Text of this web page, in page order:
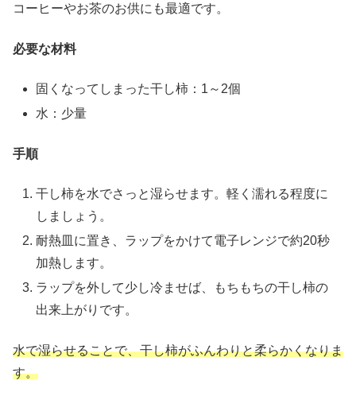
コーヒーやお茶のお供にも最適です。
必要な材料
固くなってしまった干し柿：1～2個
水：少量
手順
干し柿を水でさっと湿らせます。軽く濡れる程度に
しましょう。
耐熱皿に置き、ラップをかけて電子レンジで約20秒
加熱します。
ラップを外して少し冷ませば、もちもちの干し柿の
出来上がりです。
水で湿らせることで、干し柿がふんわりと柔らかくなりま
す。